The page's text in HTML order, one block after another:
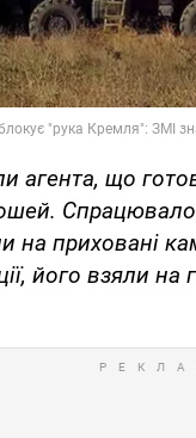
агента, що
на приховані
його взяли на